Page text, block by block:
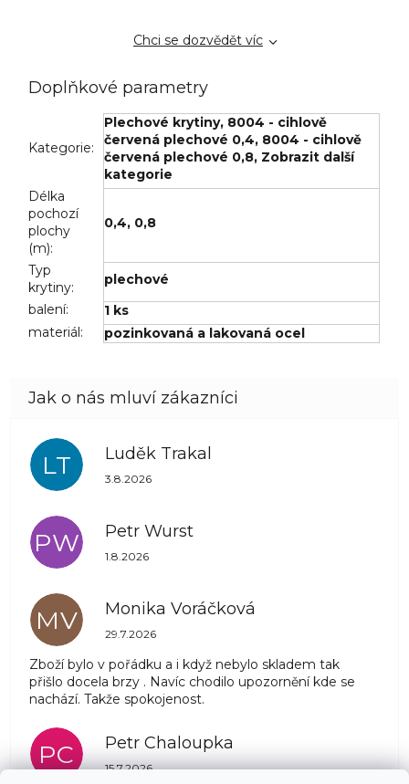
Chci se dozvědět víc
Doplňkové parametry
Kategorie:
Plechové krytiny, 8004 - cihlově
červená plechové 0,4, 8004 - cihlově
červená plechové 0,8, Zobrazit další
kategorie
Délka
pochozí
plochy
(m):
0,4, 0,8
Typ
krytiny:
plechové
balení:
1 ks
materiál: pozinkovaná a lakovaná ocel
LT Luděk Trakal
Hodnocení obchodu je 5 z 5 hvězdiček.
3.8.2026
PW Petr Wurst
Hodnocení obchodu je 5 z 5 hvězdiček.
1.8.2026
MV Monika Voráčková
Hodnocení obchodu je 5 z 5 hvězdiček.
29.7.2026
Zboží bylo v pořádku a i když nebylo skladem tak
přišlo docela brzy . Navíc chodilo upozornění kde se
nachází. Takže spokojenost.
PC Petr Chaloupka
Hodnocení obchodu je 5 z 5 hvězdiček.
15.7.2026